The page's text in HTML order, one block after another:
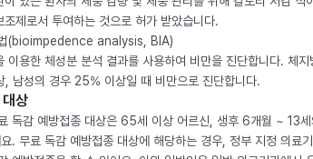
제로서 투여하는 것으로 허가 받았습니다.
(bioimpedence analysis, BIA)
이용한 체성분 분석 결과를 사용하여 비만을 진단합니다. 체지
남성의 경우 25% 이상일 때 비만으로 진단합니다.
상
독감 예방접종 대상은 65세 이상 어르신, 생후 6개월 ~ 13
. 무료 독감 예방접종 대상에 해당하는 경우, 정부 지정 의료